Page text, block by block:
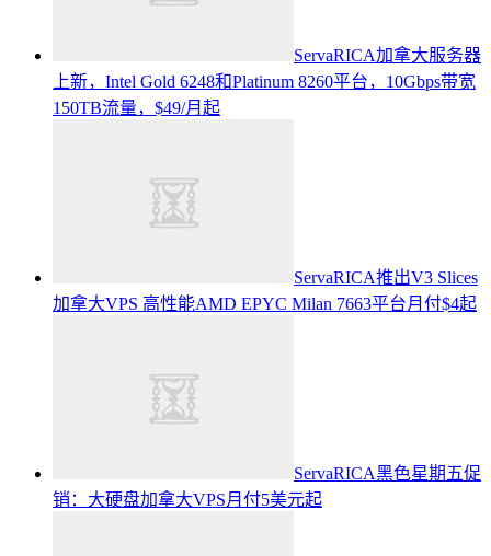
ServaRICA加拿大服务器
上新，Intel Gold 6248和Platinum 8260平台，10Gbps带宽
150TB流量，$49/月起
ServaRICA推出V3 Slices
加拿大VPS 高性能AMD EPYC Milan 7663平台月付$4起
ServaRICA黑色星期五促
销：大硬盘加拿大VPS月付5美元起